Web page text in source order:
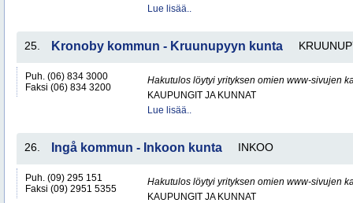
Lue lisää..
25. Kronoby kommun - Kruunupyyn kunta
Puh. (06) 834 3000
Faksi (06) 834 3200
Hakutulos löytyi yrityksen omien www-sivujen
KAUPUNGIT JA KUNNAT
Lue lisää..
26. Ingå kommun - Inkoon kunta INKOO
Puh. (09) 295 151
Faksi (09) 2951 5355
Hakutulos löytyi yrityksen omien www-sivujen
KAUPUNGIT JA KUNNAT